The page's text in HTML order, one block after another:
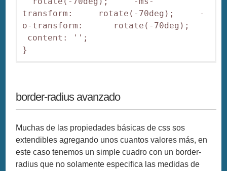
transform:     rotate(-70deg);     -
o-transform:      rotate(-70deg);
content: '';
}
border-radius avanzado
Muchas de las propiedades básicas de css sos
extendibles agregando unos cuantos valores más, en
este caso tenemos un simple cuadro con un border-
radius que no solamente especifica las medidas de